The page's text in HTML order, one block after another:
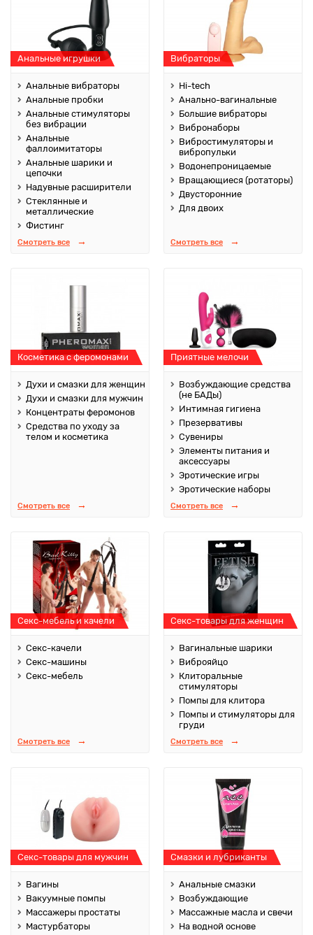
Анальные игрушки
Анальные вибраторы
Анальные пробки
Анальные стимуляторы
без вибрации
Анальные
фаллоимитаторы
Анальные шарики и
цепочки
Надувные расширители
Стеклянные и
металлические
Фистинг
Смотреть все
Вибраторы
Hi-tech
Анально-вагинальные
Большие вибраторы
Вибронаборы
Вибростимуляторы и
вибропульки
Водонепроницаемые
Вращающиеся (ротаторы)
Двусторонние
Для двоих
Смотреть все
Косметика с феромонами
Духи и смазки для женщин
Духи и смазки для мужчин
Концентраты феромонов
Средства по уходу за
телом и косметика
Смотреть все
Приятные мелочи
Возбуждающие средства
(не БАДы)
Интимная гигиена
Презервативы
Сувениры
Элементы питания и
аксессуары
Эротические игры
Эротические наборы
Смотреть все
Секс-мебель и качели
Секс-качели
Секс-машины
Секс-мебель
Смотреть все
Секс-товары для женщин
Вагинальные шарики
Виброяйцо
Клиторальные
стимуляторы
Помпы для клитора
Помпы и стимуляторы для
груди
Смотреть все
Секс-товары для мужчин
Вагины
Вакуумные помпы
Массажеры простаты
Мастурбаторы
Смазки и лубриканты
Анальные смазки
Возбуждающие
Массажные масла и свечи
На водной основе